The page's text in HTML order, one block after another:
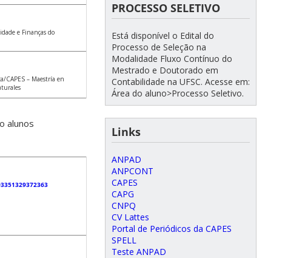
e Finanças do
CAPES – Maestría en
alunos
PROCESSO SELETIVO
Está disponível o Edital do
Processo de Seleção na
Modalidade Fluxo Contínuo do
Mestrado e Doutorado em
Contabilidade na UFSC. Acesse em:
Área do aluno>Processo Seletivo.
Links
ANPAD
ANPCONT
CAPES
CAPG
CNPQ
CV Lattes
Portal de Periódicos da CAPES
SPELL
Teste ANPAD